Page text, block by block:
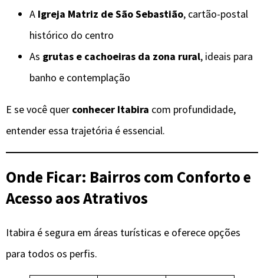
A Igreja Matriz de São Sebastião, cartão-postal
histórico do centro
As grutas e cachoeiras da zona rural, ideais para
banho e contemplação
E se você quer conhecer Itabira com profundidade,
entender essa trajetória é essencial.
Onde Ficar: Bairros com Conforto e
Acesso aos Atrativos
Itabira é segura em áreas turísticas e oferece opções
para todos os perfis.